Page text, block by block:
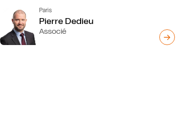
Paris
Pierre Dedieu
Associé